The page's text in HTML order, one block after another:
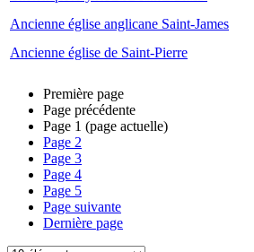
Ancienne église anglicane Saint-James
Ancienne église de Saint-Pierre
Première page
Page précédente
Page 1 (page actuelle)
Page 2
Page 3
Page 4
Page 5
Page suivante
Dernière page